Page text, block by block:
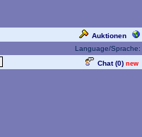
Auktionen
Language/Sprache:
Chat (0) new